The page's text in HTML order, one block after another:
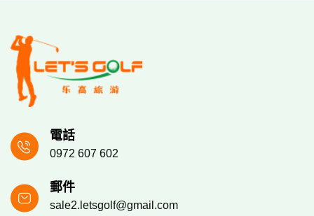
電話
0972 607 602
郵件
sale2.letsgolf@gmail.com